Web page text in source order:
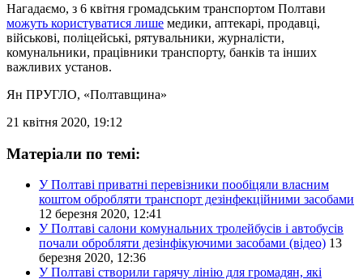
Нагадаємо, з 6 квітня громадським транспортом Полтави
можуть користуватися лише медики, аптекарі, продавці,
військові, поліцейські, рятувальники, журналісти,
комунальники, працівники транспорту, банків та інших
важливих установ.
Ян ПРУГЛО, «Полтавщина»
21 квітня 2020, 19:12
Матеріали по темі:
У Полтаві приватні перевізники пообіцяли власним
коштом обробляти транспорт дезінфекційними засобами
12 березня 2020, 12:41
У Полтаві салони комунальних тролейбусів і автобусів
почали обробляти дезінфікуючими засобами (відео) 13
березня 2020, 12:36
У Полтаві створили гарячу лінію для громадян, які